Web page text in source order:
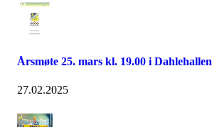
Årsmøte 25. mars kl. 19.00 i Dahlehallen
27.02.2025